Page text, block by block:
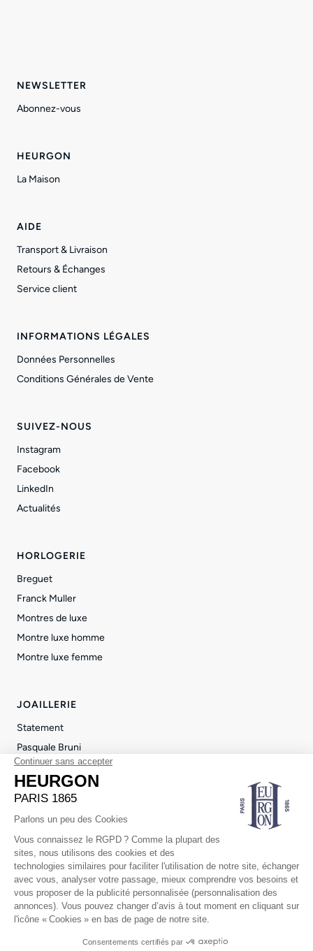
NEWSLETTER
Abonnez-vous
HEURGON
La Maison
AIDE
Transport & Livraison
Retours & Échanges
Service client
INFORMATIONS LÉGALES
Données Personnelles
Conditions Générales de Vente
SUIVEZ-NOUS
Instagram
Facebook
LinkedIn
Actualités
HORLOGERIE
Breguet
Franck Muller
Montres de luxe
Montre luxe homme
Montre luxe femme
JOAILLERIE
Statement
Pasquale Bruni
Repossi
Pendentif luxe femme
Bague femme luxe
© 2026 Heurgon Paris